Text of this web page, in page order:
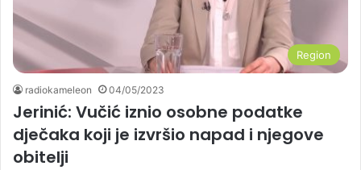
Region
radiokameleon 04/05/2023
Jerinić: Vučić iznio osobne podatke
dječaka koji je izvršio napad i njegove
obitelji